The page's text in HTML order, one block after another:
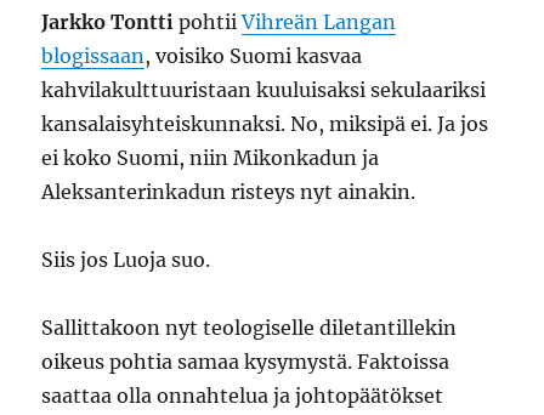
Jarkko Tontti pohtiiVihreän Langan
blogissaan, voisiko Suomi kasvaa
kahvilakulttuuristaan kuuluisaksi sekulaariksi
kansalaisyhteiskunnaksi. No, miksipä ei. Ja jos
ei koko Suomi, niin Mikonkadun ja
Aleksanterinkadun risteys nyt ainakin.
Siis jos Luoja suo.
Sallittakoon nyt teologiselle diletantillekin
oikeus pohtia samaa kysymystä. Faktoissa
saattaa olla onnahtelua ja johtopäätökset